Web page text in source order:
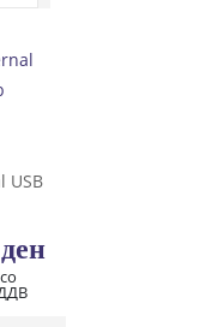
USB
ден